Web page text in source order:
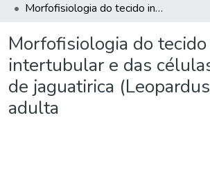
Morfofisiologia do tecido intertubular e das células de Leydig de jaguatirica (Leopardus pardalis) adulta
Morfofisiologia do tecido
intertubular e das
de jaguatirica
adulta